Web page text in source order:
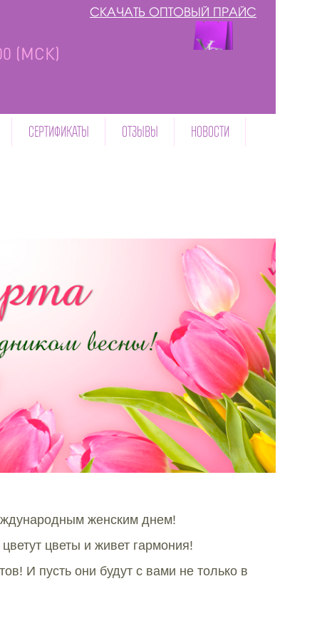
(МСК)
СКАЧАТЬ ОПТОВЫЙ ПРАЙС
СЕРТИФИКАТЫ ОТЗЫВЫ НОВОСТИ
женским днем!
цветы и живет гармония!
И пусть они будут с вами не только в